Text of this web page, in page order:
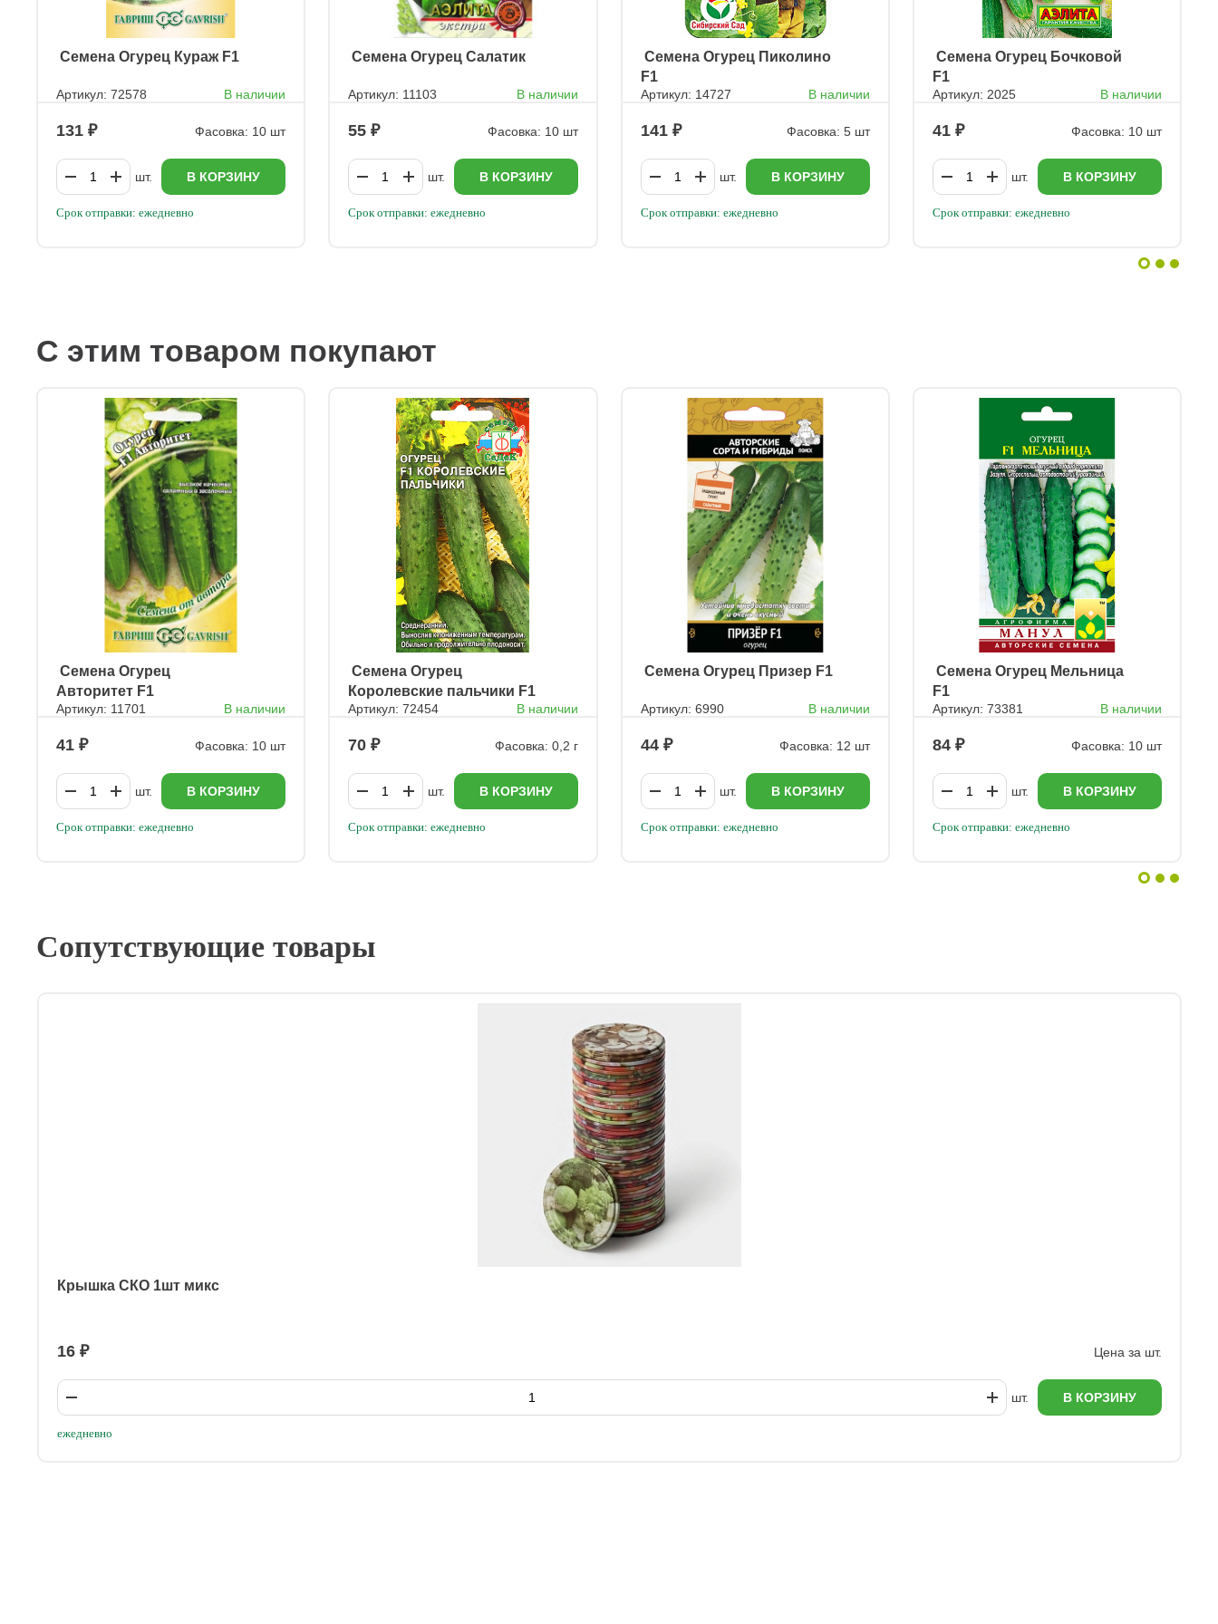
ㅤ Семена Огурец Кураж F1
Артикул: 72578 В наличии
131 Фасовка: 10 шт
шт. В КОРЗИНУ
Срок отправки: ежедневно
ㅤ Семена Огурец Салатик
Артикул: 11103 В наличии
55 Фасовка: 10 шт
шт. В КОРЗИНУ
Срок отправки: ежедневно
ㅤ Семена Огурец Пиколино
F1
Артикул: 14727 В наличии
141 Фасовка: 5 шт
шт. В КОРЗИНУ
Срок отправки: ежедневно
ㅤ Семена Огурец Бочковой
F1
Артикул: 2025 В наличии
41 Фасовка: 10 шт
шт. В КОРЗИНУ
Срок отправки: ежедневно
С этим товаром покупают
ㅤ Семена Огурец
Авторитет F1
Артикул: 11701 В наличии
41 Фасовка: 10 шт
шт. В КОРЗИНУ
Срок отправки: ежедневно
ㅤ Семена Огурец
Королевские пальчики F1
Артикул: 72454 В наличии
70 Фасовка: 0,2 г
шт. В КОРЗИНУ
Срок отправки: ежедневно
ㅤ Семена Огурец Призер F1
Артикул: 6990 В наличии
44 Фасовка: 12 шт
шт. В КОРЗИНУ
Срок отправки: ежедневно
ㅤ Семена Огурец Мельница
F1
Артикул: 73381 В наличии
84 Фасовка: 10 шт
шт. В КОРЗИНУ
Срок отправки: ежедневно
Сопутствующие товары
Крышка СКО 1шт микс
16 ₽ Цена за шт.
шт. В КОРЗИНУ
ежедневно